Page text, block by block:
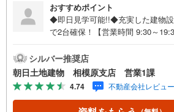
おすすめポイント
◆即日見学可能!!◆充実した建物
で2台確保！【営業時間 9:30～
が知りたい、物件は気になるけど
の場合は…などまずはご相談から
いませ！ご内覧ご希望の際は「室
タンよりご予約いただくとご見学
985年町田にて開業し、東京・神
シルバー推奨店
朝日土地建物 相模原支店 営業1課
4.74 不動産会社レビュ